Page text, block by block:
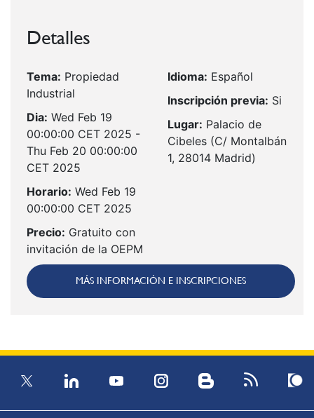
Detalles
Tema: Propiedad
Industrial
Dia: Wed Feb 19
00:00:00 CET 2025 -
Thu Feb 20 00:00:00
CET 2025
Horario: Wed Feb 19
00:00:00 CET 2025
Precio: Gratuito con
invitación de la OEPM
Idioma: Español
Inscripción previa: Si
Lugar: Palacio de
Cibeles (C/ Montalbán
1, 28014 Madrid)
MÁS INFORMACIÓN E INSCRIPCIONES